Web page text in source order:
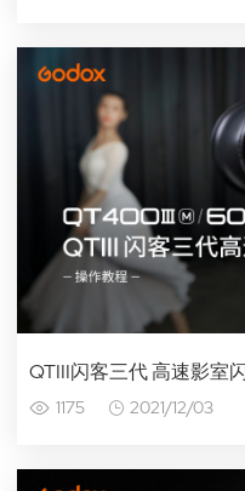
QTIII闪客三代 高速
1175 2021/12/03